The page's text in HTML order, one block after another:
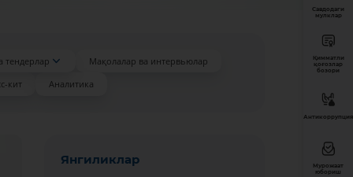
тендерлар
Мақолалар ва интервьюлар
кит
Аналитика
Янгиликлар
Савдодаги
мулклар
Қимматли
қоғозлар
бозори
Антикоррупция
Мурожаат
юбориш